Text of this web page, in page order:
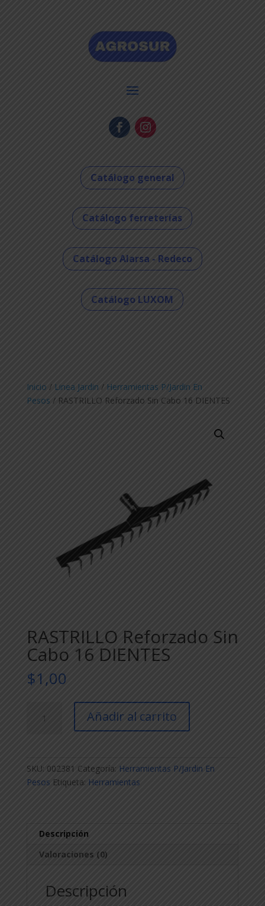
Catálogo general
Catálogo ferreterías
Catálogo Alarsa - Redeco
Catálogo LUXOM
Inicio / Linea Jardin / Herramientas P/Jardin En
Pesos / RASTRILLO Reforzado Sin Cabo 16 DIENTES
RASTRILLO Reforzado Sin
Cabo 16 DIENTES
$1,00
Reforzado
Añadir al carrito
SKU: 002381 Categoría: Herramientas P/Jardin En
Pesos Etiqueta: Herramientas
Descripción
Valoraciones (0)
Descripción